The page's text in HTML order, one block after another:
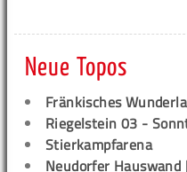
Neue Topos
Fränkisches
Riegelstein 03 -
Stierkampfarena
Neudorfer